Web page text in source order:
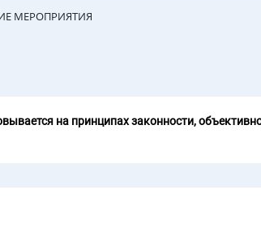
МЕРОПРИЯТИЯ
на принципах законности,